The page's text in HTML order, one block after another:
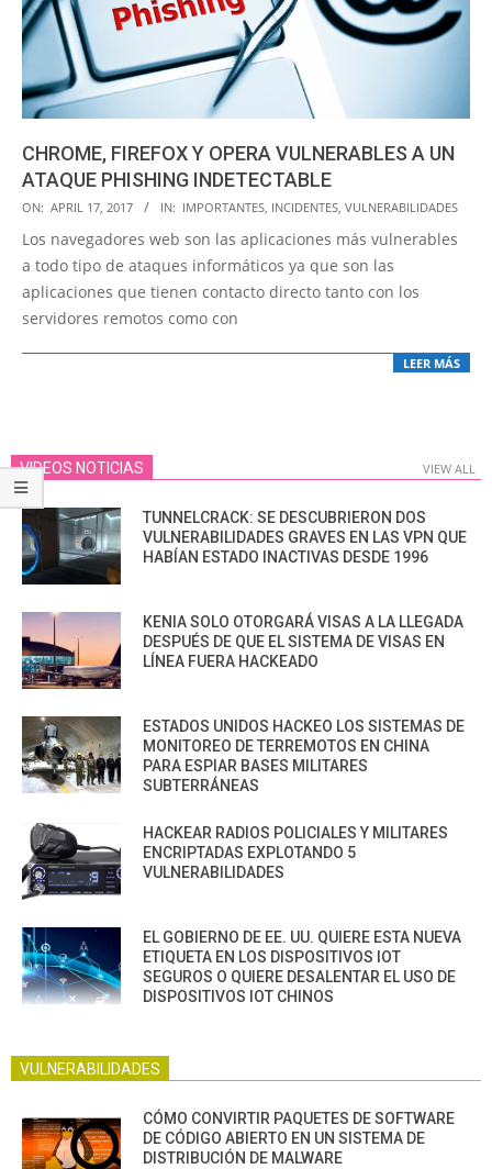
CHROME, FIREFOX Y OPERA VULNERABLES A UN
ATAQUE PHISHING INDETECTABLE
2017-
04-
17
ON: APRIL 17, 2017 IN: IMPORTANTES INCIDENTES VULNERABILIDADES
Los navegadores web son las aplicaciones más vulnerables
a todo tipo de ataques informáticos ya que son las
aplicaciones que tienen contacto directo tanto con los
servidores remotos como con
LEER MÁS
VIDEOS NOTICIAS VIEW ALL
TUNNELCRACK: SE DESCUBRIERON DOS
VULNERABILIDADES GRAVES EN LAS VPN QUE
HABÍAN ESTADO INACTIVAS DESDE 1996
KENIA SOLO OTORGARÁ VISAS A LA LLEGADA
DESPUÉS DE QUE EL SISTEMA DE VISAS EN
LÍNEA FUERA HACKEADO
ESTADOS UNIDOS HACKEO LOS SISTEMAS DE
MONITOREO DE TERREMOTOS EN CHINA
PARA ESPIAR BASES MILITARES
SUBTERRÁNEAS
HACKEAR RADIOS POLICIALES Y MILITARES
ENCRIPTADAS EXPLOTANDO 5
VULNERABILIDADES
EL GOBIERNO DE EE. UU. QUIERE ESTA NUEVA
ETIQUETA EN LOS DISPOSITIVOS IOT
SEGUROS O QUIERE DESALENTAR EL USO DE
DISPOSITIVOS IOT CHINOS
VULNERABILIDADES
CÓMO CONVIRTIR PAQUETES DE SOFTWARE
DE CÓDIGO ABIERTO EN UN SISTEMA DE
DISTRIBUCIÓN DE MALWARE